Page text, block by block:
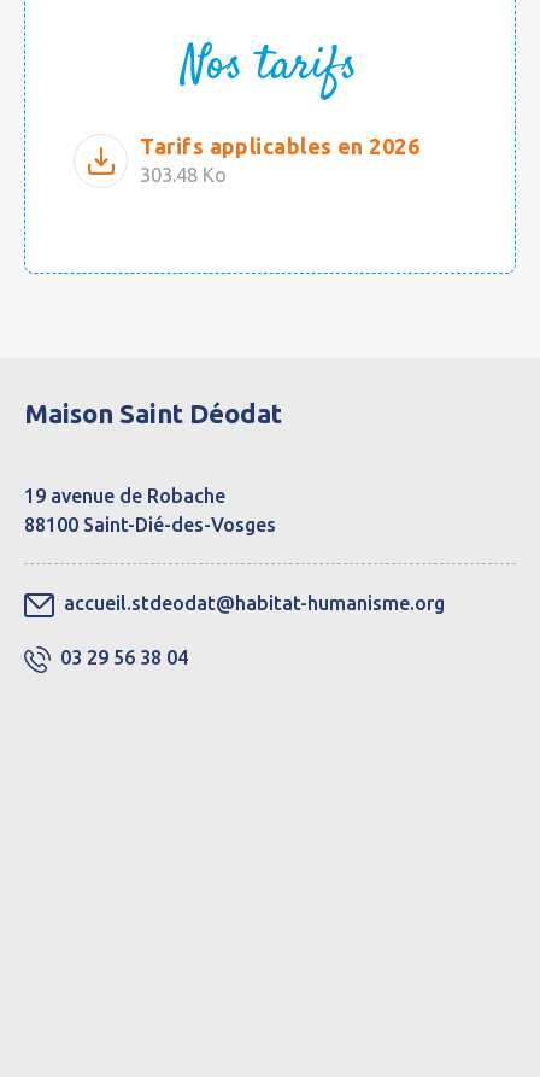
Nos tarifs
Tarifs applicables en 2026
303.48 Ko
Maison Saint Déodat
19 avenue de Robache
88100 Saint-Dié-des-Vosges
accueil.stdeodat@habitat-humanisme.org
03 29 56 38 04